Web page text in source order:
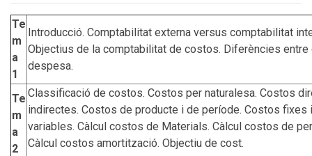
Te
m
a
1
Introducció. Comptabilitat externa versus comptabilitat
Objectius de la comptabilitat de costos. Diferències entre
despesa.
Te
m
a
2
Classificació de costos. Costos per naturalesa. Costos
indirectes. Costos de producte i de període. Costos fixes i
variables. Càlcul costos de Materials. Càlcul costos de
Càlcul costos amortització. Objectiu de cost.